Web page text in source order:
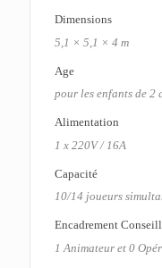
Dimensions
5,1 × 5,1 × 4 m
Age
pour les enfants de 2
Alimentation
1 x 220V / 16A
Capacité
10/14 joueurs
Encadrement
1 Animateur et 0